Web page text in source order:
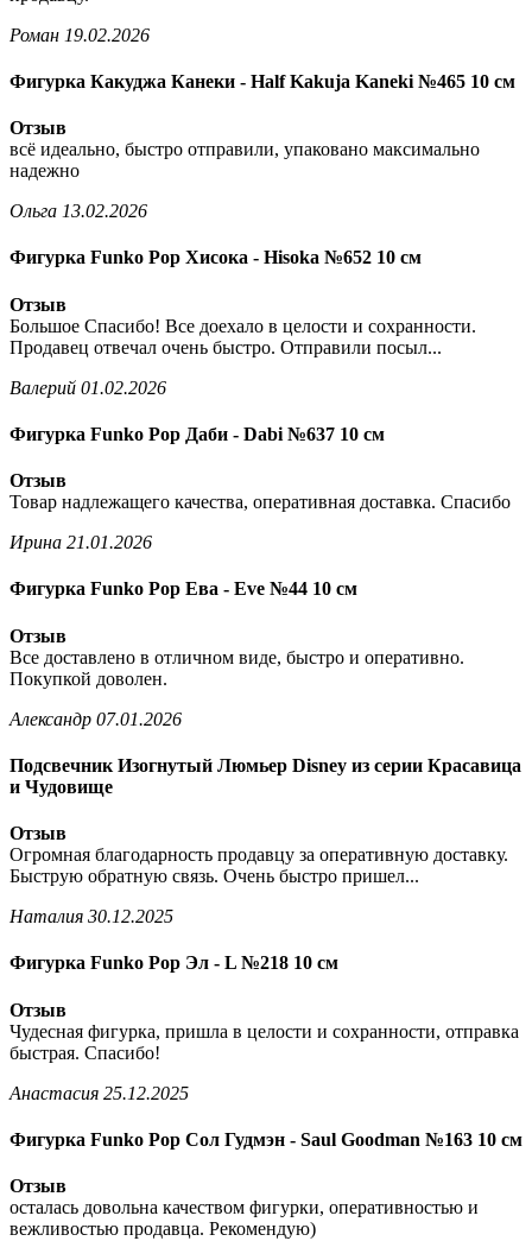
Роман 19.02.2026
Фигурка Какуджа Канеки - Half Kakuja Kaneki №465 10 см
Отзыв
всё идеально, быстро отправили, упаковано максимально
надежно
Ольга 13.02.2026
Фигурка Funko Pop Хисока - Hisoka №652 10 см
Отзыв
Большое Спасибо! Все доехало в целости и сохранности.
Продавец отвечал очень быстро. Отправили посыл...
Валерий 01.02.2026
Фигурка Funko Pop Даби - Dabi №637 10 см
Отзыв
Товар надлежащего качества, оперативная доставка. Спасибо
Ирина 21.01.2026
Фигурка Funko Pop Ева - Eve №44 10 см
Отзыв
Все доставлено в отличном виде, быстро и оперативно.
Покупкой доволен.
Александр 07.01.2026
Подсвечник Изогнутый Люмьер Disney из серии Красавица
и Чудовище
Отзыв
Огромная благодарность продавцу за оперативную доставку.
Быструю обратную связь. Очень быстро пришел...
Наталия 30.12.2025
Фигурка Funko Pop Эл - L №218 10 см
Отзыв
Чудесная фигурка, пришла в целости и сохранности, отправка
быстрая. Спасибо!
Анастасия 25.12.2025
Фигурка Funko Pop Сол Гудмэн - Saul Goodman №163 10 см
Отзыв
осталась довольна качеством фигурки, оперативностью и
вежливостью продавца. Рекомендую)